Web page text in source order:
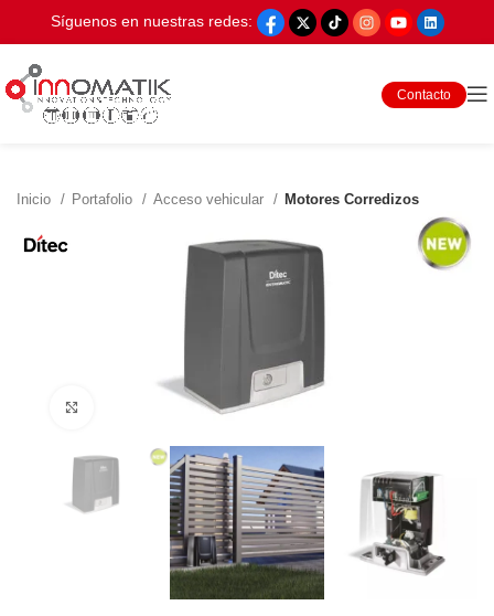
Síguenos en nuestras redes:
Contacto
Inicio Portafolio Acceso vehicular Motores Corredizos
Click to enlarge